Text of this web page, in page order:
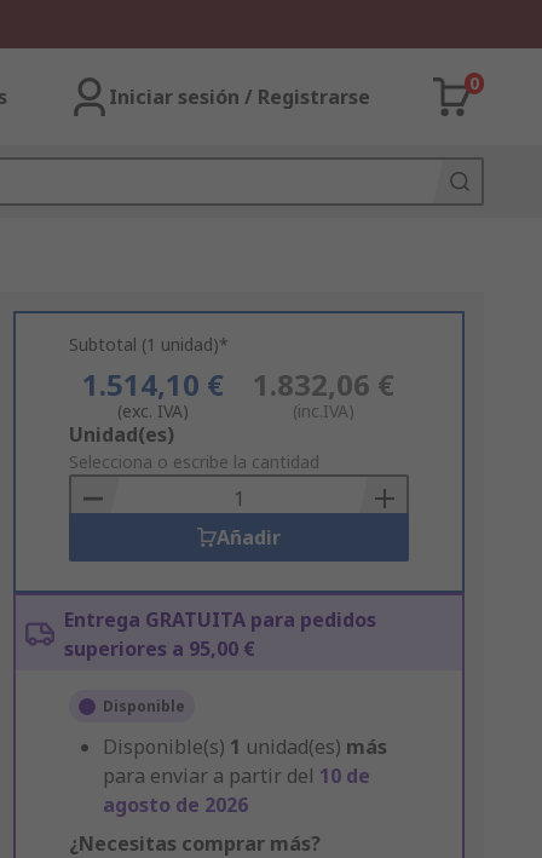
Iniciar sesión / Registrarse
0
Subtotal (1 unidad)*
1.514,10 €
(exc. IVA)
1.832,06 €
(inc.IVA)
Add
to
Basket
Unidad(es)
Selecciona o escribe la cantidad
Añadir
Entrega GRATUITA para pedidos
superiores a 95,00 €
Disponible
Disponible(s) 1 unidad(es) más
para enviar a partir del 10 de
agosto de 2026
¿Necesitas comprar más?